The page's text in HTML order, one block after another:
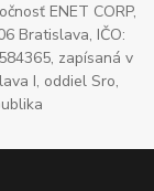
ENET CORP,
Bratislava, IČO:
zapísaná v
I, oddiel Sro,